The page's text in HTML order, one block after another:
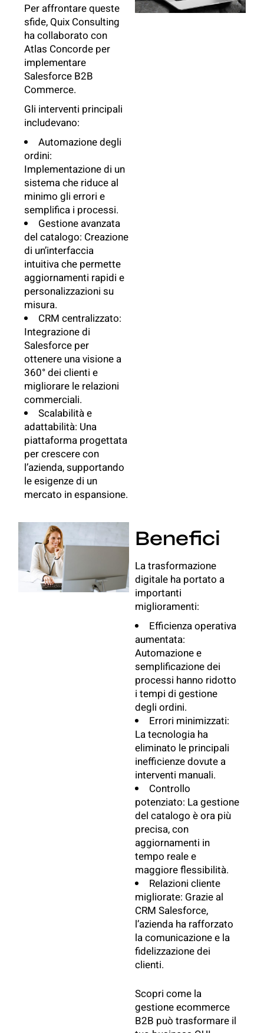
Per affrontare queste
sfide, Quix Consulting
ha collaborato con
Atlas Concorde per
implementare
Salesforce B2B
Commerce.
Gli interventi principali
includevano:
Automazione degli
ordini:
Implementazione di un
sistema che riduce al
minimo gli errori e
semplifica i processi.
Gestione avanzata
del catalogo: Creazione
di un’interfaccia
intuitiva che permette
aggiornamenti rapidi e
personalizzazioni su
misura.
CRM centralizzato:
Integrazione di
Salesforce per
ottenere una visione a
360° dei clienti e
migliorare le relazioni
commerciali.
Scalabilità e
adattabilità: Una
piattaforma progettata
per crescere con
l’azienda, supportando
le esigenze di un
mercato in espansione.
Benefici
La trasformazione
digitale ha portato a
importanti
miglioramenti:
Efficienza operativa
aumentata:
Automazione e
semplificazione dei
processi hanno ridotto
i tempi di gestione
degli ordini.
Errori minimizzati:
La tecnologia ha
eliminato le principali
inefficienze dovute a
interventi manuali.
Controllo
potenziato: La gestione
del catalogo è ora più
precisa, con
aggiornamenti in
tempo reale e
maggiore flessibilità.
Relazioni cliente
migliorate: Grazie al
CRM Salesforce,
l’azienda ha rafforzato
la comunicazione e la
fidelizzazione dei
clienti.
Scopri come la
gestioneecommerce
B2B può trasformare il